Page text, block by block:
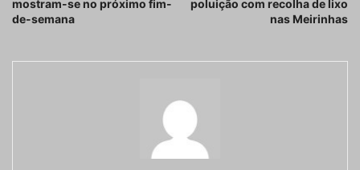
mostram-se no próximo fim-
de-semana
poluição com recolha de lixo
nas Meirinhas